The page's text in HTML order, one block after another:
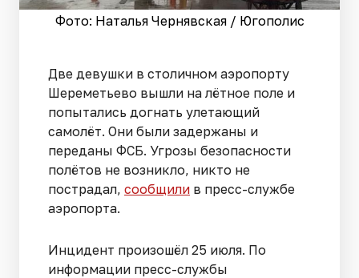
Фото: Наталья Чернявская / Югополис
Две девушки в столичном аэропорту
Шереметьево вышли на лётное поле и
попытались догнать улетающий
самолёт. Они были задержаны и
переданы ФСБ. Угрозы безопасности
полётов не возникло, никто не
пострадал, сообщили в пресс-службе
аэропорта.
Инцидент произошёл 25 июля. По
информации пресс-службы